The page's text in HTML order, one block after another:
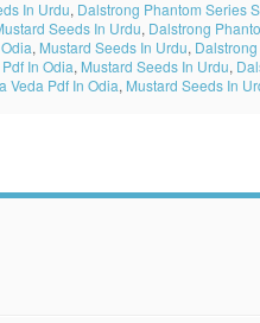
In Urdu, Dalstrong Phantom Series
Seeds In Urdu, Dalstrong
, Mustard Seeds In Urdu,
In Odia, Mustard Seeds In Urdu,
Veda Pdf In Odia, Mustard Seeds In